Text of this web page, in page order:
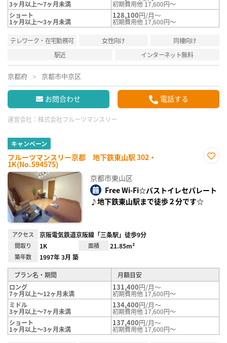
3ヶ月以上～7ヶ月未満
初期費用他 17,600円～
ショート
1ヶ月以上～3ヶ月未満
128,100円/月～
初期費用他 17,600円～
テレワーク・在宅勤務可 女性向け
同棲向け
駅近
インターネット無料
京都府 京都市中京区
お問合わせ 電話する
運営会社： 株式会社フルーツマンスリー
キャンペーン
フルーツマンスリー京都 地下鉄東山駅 302・
1K(No.594575)
録
京都市東山区
Free Wi-Fi☆バストイレセパレート
♪地下鉄東山駅まで徒歩２分です☆
アクセス 京阪電気鉄道京阪線「三条駅」徒歩9分
間取り 1K 面積 21.85m²
築年数 1997年 3月 築
プラン名・期間
月額目安
ロング
7ヶ月以上～12ヶ月未満
131,400円/月～
初期費用他 17,600円～
ミドル
3ヶ月以上～7ヶ月未満
134,400円/月～
初期費用他 17,600円～
ショート
1ヶ月以上～3ヶ月未満
137,400円/月～
初期費用他 17,600円～